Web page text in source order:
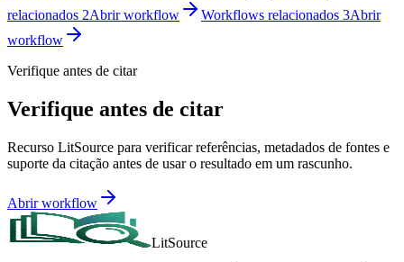
relacionados 2Abrir workflow Workflows relacionados 3Abrir
workflow
Verifique antes de citar
Verifique antes de citar
Recurso LitSource para verificar referências, metadados de fontes e
suporte da citação antes de usar o resultado em um rascunho.
Abrir workflow
LitSource